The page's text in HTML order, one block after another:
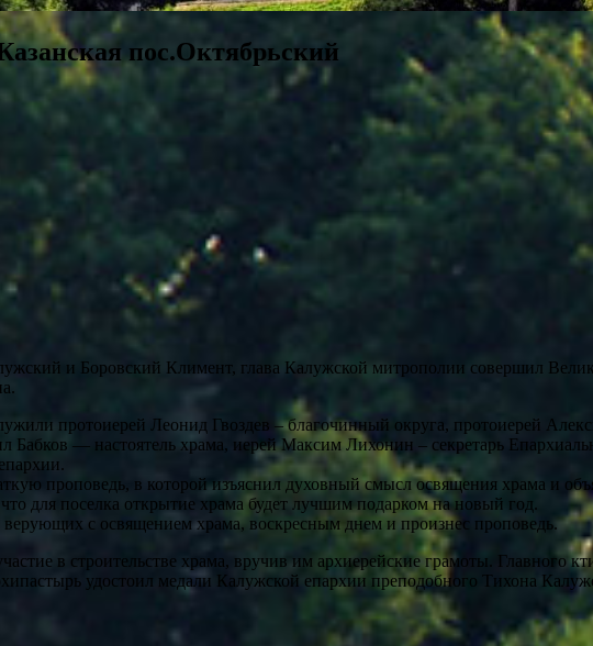
пос.Октябрьский
и Боровский Климент, глава Калужской митрополии совершил
протоиерей Леонид Гвоздев – благочинный округа, протоиерей
— настоятель храма, иерей Максим Лихонин – секретарь
проповедь, в которой изъяснил духовный смысл освящения храма и
для поселка открытие храма будет лучшим подарком на новый год.
с освящением храма, воскресным днем и произнес проповедь.
в строительстве храма, вручив им архиерейские грамоты. Главного
удостоил медали Калужской епархии преподобного Тихона